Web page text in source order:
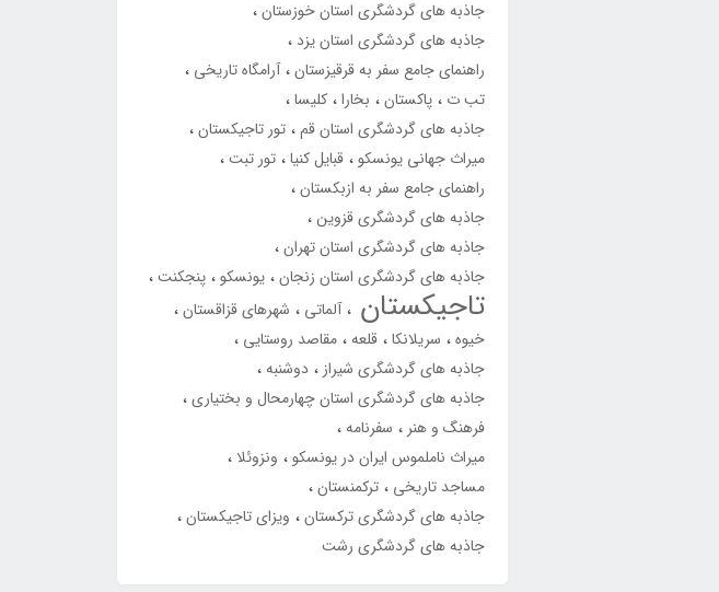
جاذبه های گردشگری استان خوزستان
جاذبه های گردشگری استان یزد
راهنمای جامع سفر به قرقیزستان آرامگاه تاریخی
تب ت پاکستان بخارا کلیسا
جاذبه های گردشگری استان قم تور تاجیکستان
میراث جهانی یونسکو قبایل کنیا تور تبت
راهنمای جامع سفر به ازبکستان
جاذبه های گردشگری قزوین
جاذبه های گردشگری استان تهران
جاذبه های گردشگری استان زنجان یونسکو پنجکنت
تاجیکستان آلماتی شهرهای قزاقستان
خیوه سریلانکا قلعه مقاصد روستایی
جاذبه های گردشگری شیراز دوشنبه
جاذبه های گردشگری استان چهارمحال و بختیاری
فرهنگ و هنر سفرنامه
میراث ناملموس ایران در یونسکو ونزوئلا
مساجد تاریخی ترکمنستان
جاذبه های گردشگری ترکستان ویزای تاجیکستان
جاذبه های گردشگری رشت